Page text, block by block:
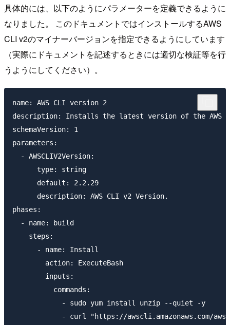
具体的には、以下のようにパラメーターを定義できるように
なりました。 このドキュメントではインストールするAWS
CLI v2のマイナーバージョンを指定できるようにしています
（実際にドキュメントを記述するときには適切な検証等を行
うようにしてください）。
name: AWS CLI version 2
description: Installs the latest version of the AWS
schemaVersion: 1
parameters:
  - AWSCLIV2Version:
      type: string
      default: 2.2.29
      description: AWS CLI v2 Version.
phases:
  - name: build
    steps:
      - name: Install
        action: ExecuteBash
        inputs:
          commands:
            - sudo yum install unzip --quiet -y
- curl "https://awscli.amazonaws.com/